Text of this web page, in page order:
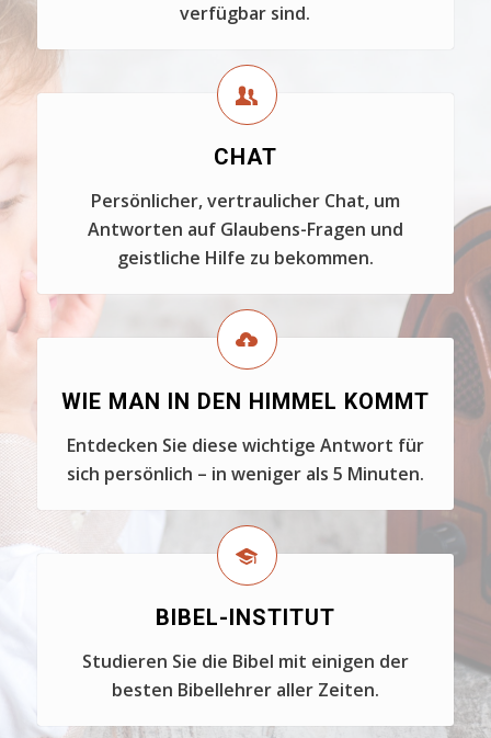
verfügbar sind.
CHAT
Persönlicher, vertraulicher Chat, um
Antworten auf Glaubens-Fragen und
geistliche Hilfe zu bekommen.
WIE MAN IN DEN HIMMEL KOMMT
Entdecken Sie diese wichtige Antwort für
sich persönlich – in weniger als 5 Minuten.
BIBEL-INSTITUT
Studieren Sie die Bibel mit einigen der
besten Bibellehrer aller Zeiten.